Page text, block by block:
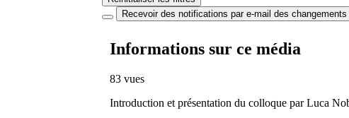
Recevoir des notifications par e-mail des changements
Informations sur ce média
83 vues
Introduction et présentation du colloque par Luca